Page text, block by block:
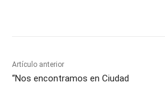
Artículo anterior
“Nos encontramos en Ciudad